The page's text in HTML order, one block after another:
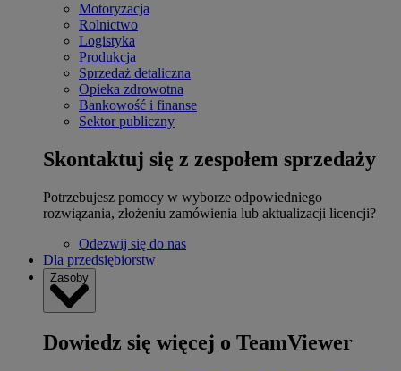
Motoryzacja
Rolnictwo
Logistyka
Produkcja
Sprzedaż detaliczna
Opieka zdrowotna
Bankowość i finanse
Sektor publiczny
Skontaktuj się z zespołem sprzedaży
Potrzebujesz pomocy w wyborze odpowiedniego
rozwiązania, złożeniu zamówienia lub aktualizacji licencji?
Odezwij się do nas
Dla przedsiębiorstw
Zasoby
Dowiedz się więcej o TeamViewer